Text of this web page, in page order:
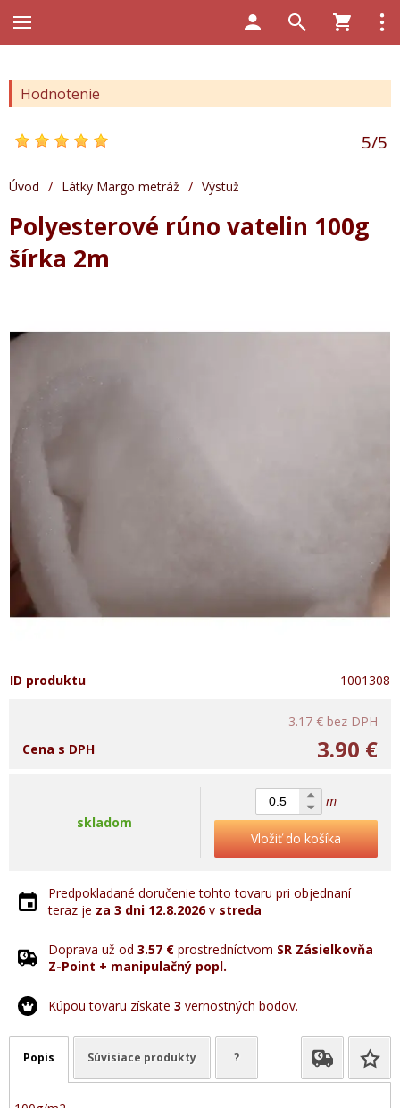
Hodnotenie
5/5
Úvod / Látky Margo metráž / Výstuž
Polyesterové rúno vatelin 100g
šírka 2m
ID produktu 1001308
3.17 € bez DPH
3.90 €
Cena s DPH
skladom
m
Vložiť do košíka
Predpokladané doručenie tohto tovaru pri objednaní
teraz je za 3 dni 12.8.2026v streda
Doprava už od 3.57 € prostredníctvom SR Zásielkovňa
Z-Point + manipulačný popl.
Kúpou tovaru získate 3 vernostných bodov.
Popis Súvisiace produkty ?